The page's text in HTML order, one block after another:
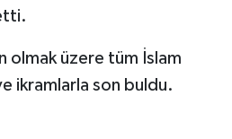
olmak üzere tüm İslam
ikramlarla son buldu.